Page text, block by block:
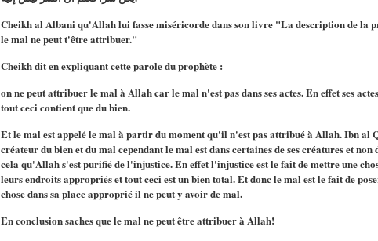
Cheikh al Albani qu'Allah lui fasse miséricorde dans son livre "La description de la
le mal ne peut t'être attribuer."
Cheikh dit en expliquant cette parole du prophète :
on ne peut attribuer le mal à Allah car le mal n'est pas dans ses actes. En effet ses
tout ceci contient que du bien.
Et le mal est appelé le mal à partir du moment qu'il n'est pas attribué à Allah. Ibn
créateur du bien et du mal cependant le mal est dans certaines de ses créatures et
cela qu'Allah s'est purifié de l'injustice. En effet l'injustice est le fait de mettre une
leurs endroits appropriés et tout ceci est un bien total. Et donc le mal est le fait de
chose dans sa place approprié il ne peut y avoir de mal.
En conclusion saches que le mal ne peut être attribuer à Allah!